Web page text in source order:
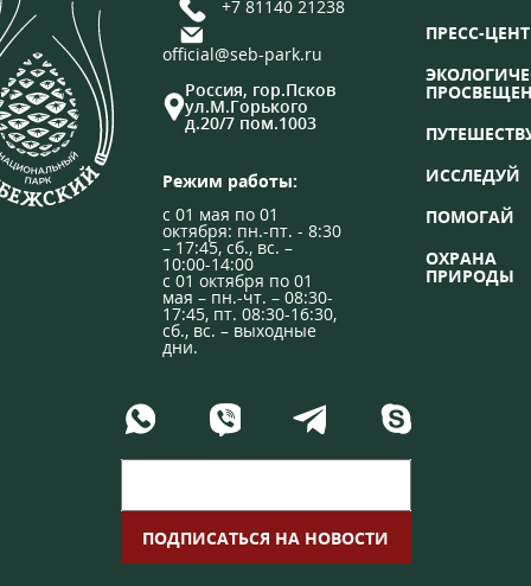
+7 81140 21238
official@seb-park.ru
Россия, гор.Псков
ул.М.Горького
д.20/7 пом.1003
Режим работы:
с 01 мая по 01
октября: пн.-пт. - 8:30
– 17:45, сб., вс. –
10:00-14:00
с 01 октября по 01
мая – пн.-чт. – 08:30-
17:45, пт. 08:30-16:30,
сб., вс. – выходные
дни.
ПРЕСС-
ИССЛЕДУЙ
ПОМОГАЙ
ОХРАНА
ПРИРОДЫ